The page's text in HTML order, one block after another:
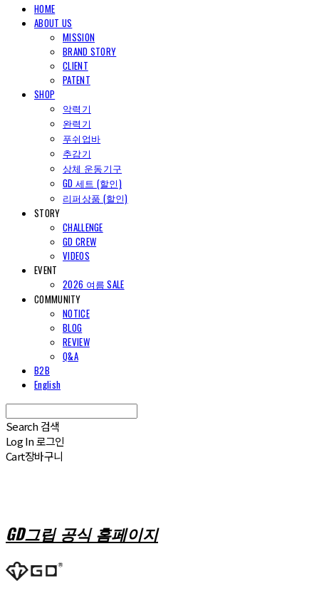
HOME
ABOUT US
MISSION
BRAND STORY
CLIENT
PATENT
SHOP
악력기
완력기
푸쉬업바
추감기
상체 운동기구
GD 세트 (할인)
리퍼상품 (할인)
STORY
CHALLENGE
GD CREW
VIDEOS
EVENT
2026 여름 SALE
COMMUNITY
NOTICE
BLOG
REVIEW
Q&A
B2B
English
Search 검색
Log In로그인
Cart장바구니
GD그립 공식 홈페이지